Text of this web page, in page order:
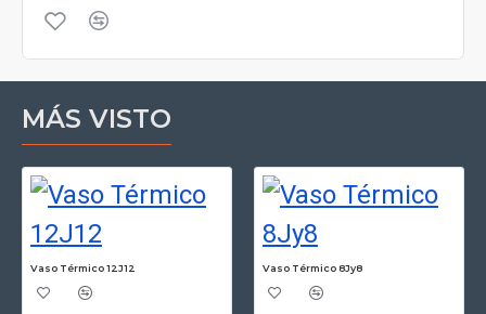
MÁS VISTO
Vaso Térmico 12J12 Vaso Térmico 8Jy8